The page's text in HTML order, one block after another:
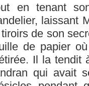
en tenant
laissant
de son
de papier
Il la tendit
qui avait